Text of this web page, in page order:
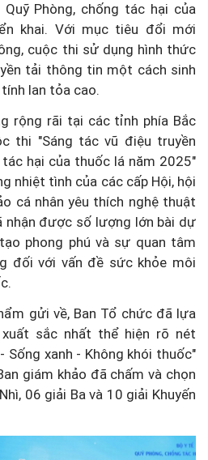
Phòng, chống tác hại của
khai. Với mục tiêu đổi mới
cuộc thi sử dụng hình thức
tải thông tin một cách sinh
lan tỏa cao.
rộng rãi tại các tỉnh phía Bắc
thi "Sáng tác vũ điệu truyền
hại của thuốc lá năm 2025"
nhiệt tình của các cấp Hội, hội
cá nhân yêu thích nghệ thuật
nhận được số lượng lớn bài dự
phong phú và sự quan tâm
đối với vấn đề sức khỏe môi
gửi về, Ban Tổ chức đã lựa
sắc nhất thể hiện rõ nét
Sống xanh - Không khói thuốc"
giám khảo đã chấm và chọn
06 giải Ba và 10 giải Khuyến